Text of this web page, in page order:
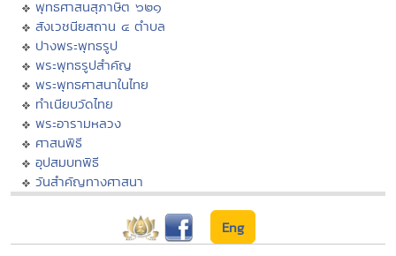
พุทธศาสนสุภาษิต ๖๒๑
สังเวชนียสถาน ๔ ตำบล
ปางพระพุทธรูป
พระพุทธรูปสำคัญ
พระพุทธศาสนาในไทย
ทำเนียบวัดไทย
พระอารามหลวง
ศาสนพิธี
อุปสมบทพิธี
วันสำคัญทางศาสนา
Eng